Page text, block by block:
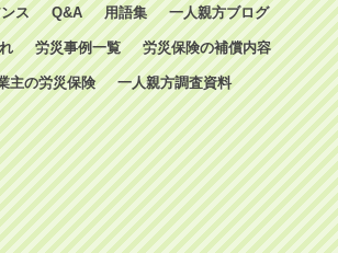
ス Q&A 用語集 一人親方ブログ
労災事例一覧 労災保険の補償内容
主の労災保険 一人親方調査資料